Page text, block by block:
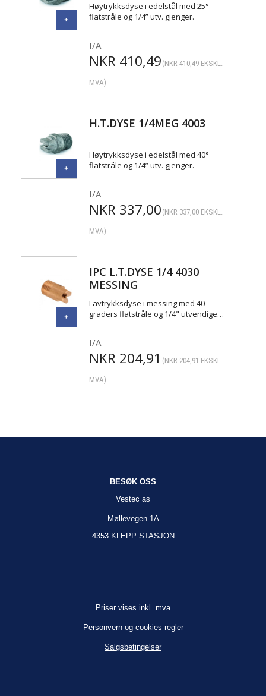
Høytrykksdyse i edelstål med 25°
flatstråle og 1/4” utv. gjenger.
I/A
NKR 410,49 (NKR 410,49EKSKL.
MVA)
H.T.DYSE 1/4MEG 4003
Høytrykksdyse i edelstål med 40°
flatstråle og 1/4” utv. gjenger.
I/A
NKR 337,00 (NKR 337,00EKSKL.
MVA)
IPC L.T.DYSE 1/4 4030
MESSING
Lavtrykksdyse i messing med 40
graders flatstråle og 1/4" utvendige…
I/A
NKR 204,91 (NKR 204,91 EKSKL.
MVA)
BESØK OSS
Vestec as
Møllevegen 1A
4353 KLEPP STASJON
Priser vises inkl. mva
Personvern og cookies regler
Salgsbetingelser